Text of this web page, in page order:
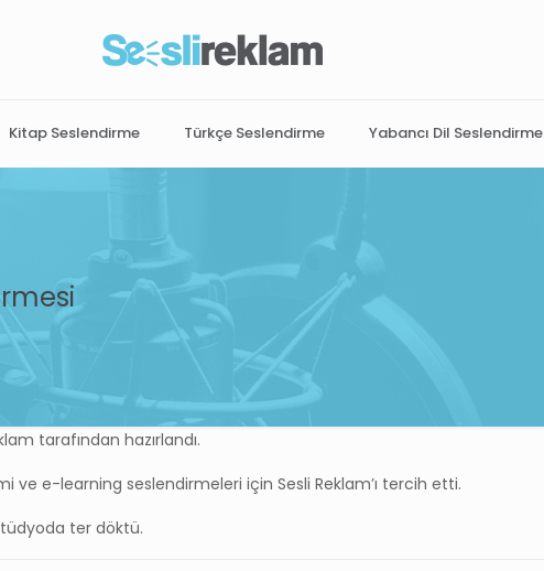
Kitap Seslendirme Türkçe Seslendirme Yabancı Dil Seslendirme
tarafından hazırlandı.
e-learning seslendirmeleri için Sesli Reklam’ı tercih etti.
ter döktü.